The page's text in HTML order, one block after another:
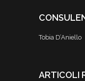
Tobia D’Aniello
ARTICOLI